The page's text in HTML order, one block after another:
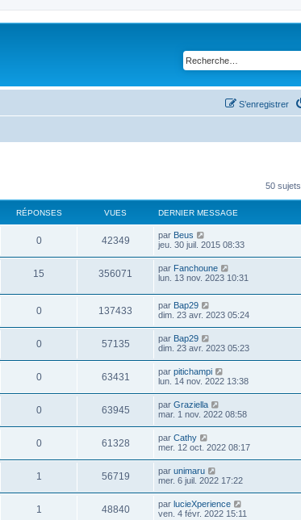
S’enregistrer
50 sujets
RÉPONSES VUES DERNIER MESSAGE
0 42349 par Beus
jeu. 30 juil. 2015 08:33
15 356071 par Fanchoune
lun. 13 nov. 2023 10:31
0 137433 par Bap29
dim. 23 avr. 2023 05:24
0 57135 par Bap29
dim. 23 avr. 2023 05:23
0 63431 par pitichampi
lun. 14 nov. 2022 13:38
0 63945 par Graziella
mar. 1 nov. 2022 08:58
0 61328 par Cathy
mer. 12 oct. 2022 08:17
1 56719 par unimaru
mer. 6 juil. 2022 17:22
1 48840 par lucieXperience
ven. 4 févr. 2022 15:11